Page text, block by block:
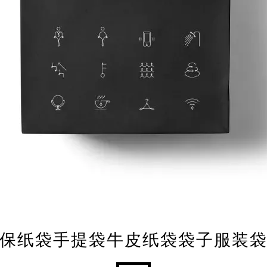
纸袋手提袋牛皮纸袋袋子服装